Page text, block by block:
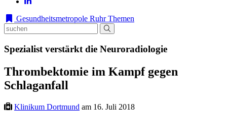
Gesundheitsmetropole Ruhr Themen
Spezialist verstärkt die Neuroradiologie
Thrombektomie im Kampf gegen
Schlaganfall
Klinikum Dortmund am 16. Juli 2018